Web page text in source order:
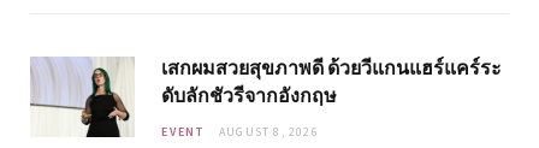
เสกผมสวยสุขภาพดี ด้วยวีแกนแฮร์แคร์ระ
ดับลักชัวรีจากอังกฤษ
EVENT AUGUST 8, 2026